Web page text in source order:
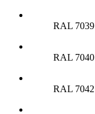
RAL 7039
RAL 7040
RAL 7042